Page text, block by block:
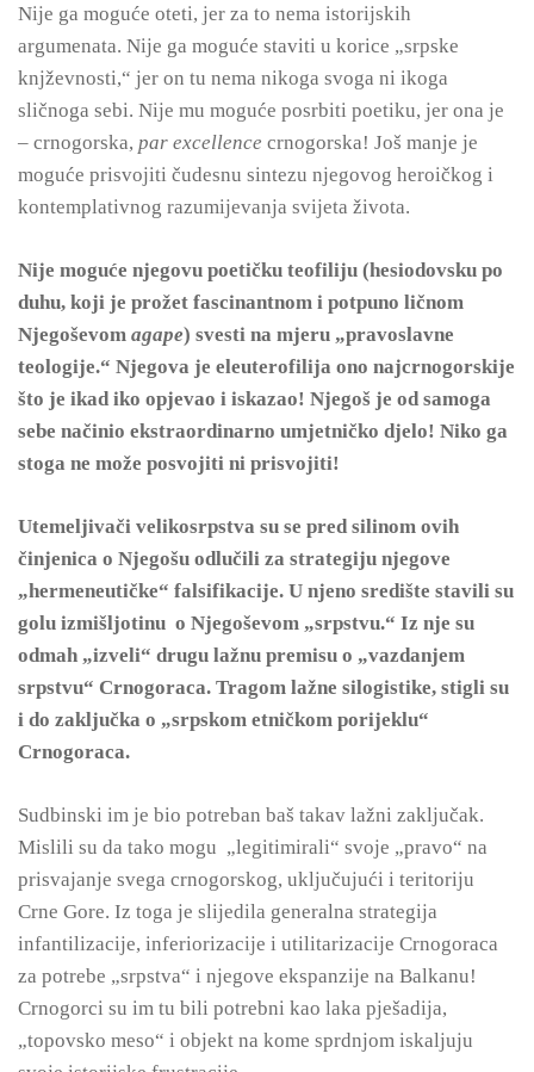
Nije ga moguće oteti, jer za to nema istorijskih
argumenata. Nije ga moguće staviti u korice „srpske
knjževnosti,“ jer on tu nema nikoga svoga ni ikoga
sličnoga sebi. Nije mu moguće posrbiti poetiku, jer ona je
– crnogorska, par excellence crnogorska! Još manje je
moguće prisvojiti čudesnu sintezu njegovog heroičkog i
kontemplativnog razumijevanja svijeta života.
Nije moguće njegovu poetičku teofiliju (hesiodovsku po
duhu, koji je prožet fascinantnom i potpuno ličnom
Njegoševom agape) svesti na mjeru „pravoslavne
teologije.“ Njegova je eleuterofilija ono najcrnogorskije
što je ikad iko opjevao i iskazao! Njegoš je od samoga
sebe načinio ekstraordinarno umjetničko djelo! Niko ga
stoga ne može posvojiti ni prisvojiti!
Utemeljivači velikosrpstva su se pred silinom ovih
činjenica o Njegošu odlučili za strategiju njegove
„hermeneutičke“ falsifikacije. U njeno središte stavili su
golu izmišljotinu o Njegoševom „srpstvu.“ Iz nje su
odmah „izveli“ drugu lažnu premisu o „vazdanjem
srpstvu“ Crnogoraca. Tragom lažne silogistike, stigli su
i do zaključka o „srpskom etničkom porijeklu“
Crnogoraca.
Sudbinski im je bio potreban baš takav lažni zaključak.
Mislili su da tako mogu „legitimirali“ svoje „pravo“ na
prisvajanje svega crnogorskog, uključujući i teritoriju
Crne Gore. Iz toga je slijedila generalna strategija
infantilizacije, inferiorizacije i utilitarizacije Crnogoraca
za potrebe „srpstva“ i njegove ekspanzije na Balkanu!
Crnogorci su im tu bili potrebni kao laka pješadija,
„topovsko meso“ i objekt na kome sprdnjom iskaljuju